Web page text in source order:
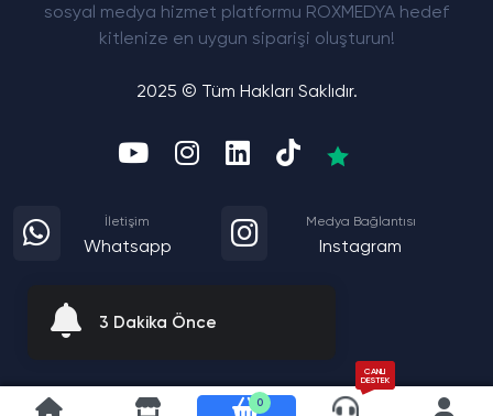
0
CANLI
DESTEK
sosyal medya hizmet platformu ROXMEDYA hedef
kitlenize en uygun siparişi oluşturun!
2025 © Tüm Hakları Saklıdır.
İletişim
Whatsapp
Medya Bağlantısı
Instagram
3 Dakika Önce